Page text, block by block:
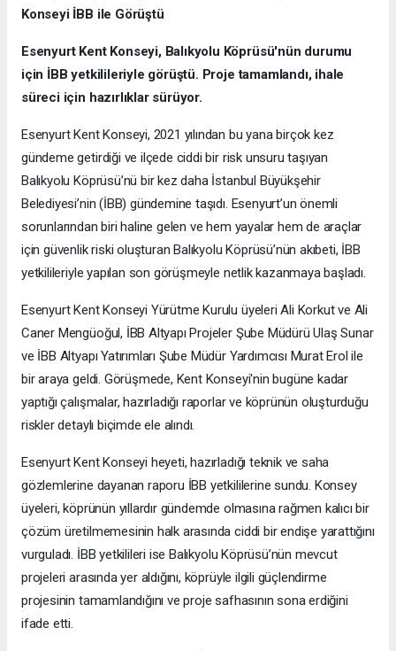
Konseyi İBB ile Görüştü
Esenyurt Kent Konseyi, Balıkyolu Köprüsü'nün durumu
için İBB yetkilileriyle görüştü. Proje tamamlandı, ihale
süreci için hazırlıklar sürüyor.
Esenyurt Kent Konseyi, 2021 yılından bu yana birçok kez
gündeme getirdiği ve ilçede ciddi bir risk unsuru taşıyan
Balıkyolu Köprüsü’nü bir kez daha İstanbul Büyükşehir
Belediyesi’nin (İBB) gündemine taşıdı. Esenyurt’un önemli
sorunlarından biri haline gelen ve hem yayalar hem de araçlar
için güvenlik riski oluşturan Balıkyolu Köprüsü’nün akıbeti, İBB
yetkilileriyle yapılan son görüşmeyle netlik kazanmaya başladı.
Esenyurt Kent Konseyi Yürütme Kurulu üyeleri Ali Korkut ve Ali
Caner Mengüoğul, İBB Altyapı Projeler Şube Müdürü Ulaş Sunar
ve İBB Altyapı Yatırımları Şube Müdür Yardımcısı Murat Erol ile
bir araya geldi. Görüşmede, Kent Konseyi'nin bugüne kadar
yaptığı çalışmalar, hazırladığı raporlar ve köprünün oluşturduğu
riskler detaylı biçimde ele alındı.
Esenyurt Kent Konseyi heyeti, hazırladığı teknik ve saha
gözlemlerine dayanan raporu İBB yetkililerine sundu. Konsey
üyeleri, köprünün yıllardır gündemde olmasına rağmen kalıcı bir
çözüm üretilmemesinin halk arasında ciddi bir endişe yarattığını
vurguladı. İBB yetkilileri ise Balıkyolu Köprüsü’nün mevcut
projeleri arasında yer aldığını, köprüyle ilgili güçlendirme
projesinin tamamlandığını ve proje safhasının sona erdiğini
ifade etti.